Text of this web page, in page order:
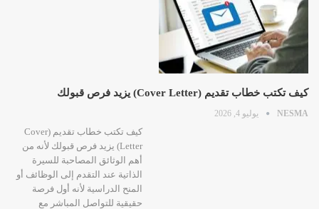
كيف تكتب خطاب تقديم (Cover Letter) يزيد فرص قبولك
NESMA يوليو 4, 2026
كيف تكتب خطاب تقديم (Cover
Letter) يزيد فرص قبولك لأنه من
أهم الوثائق المصاحبة للسيرة
الذاتية عند التقدم إلى الوظائف أو
المنح الدراسية لأنه أول فرصة
حقيقية للتواصل المباشر مع